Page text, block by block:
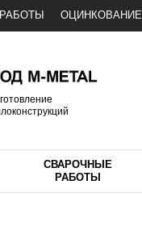
ОЦИНКОВАНИЕ
СВАРОЧНЫЕ
РАБОТЫ